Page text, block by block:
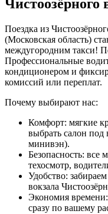
Чистоозёрного
Поездка из
(Московская область)
междугородним такси!
Профессиональные
кондиционером и
комиссий или переплат.
Почему выбирают нас:
Комфорт: мягкие
выбрать салон под
минивэн).
Безопасность: все
техосмотр,
Удобство:
вокзала
Экономия
сразу по вашему